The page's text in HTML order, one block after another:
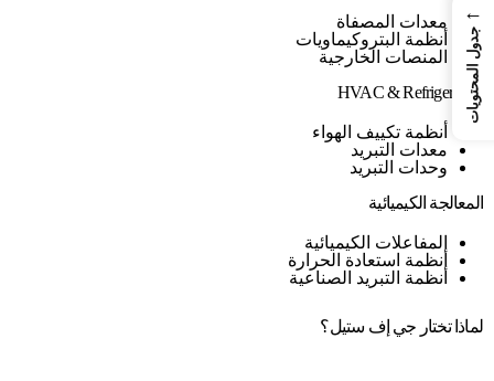
معدات المصفاة
أنظمة البتروكيماويات
المنصات الخارجية
HVAC & Refrigeration
أنظمة تكييف الهواء
معدات التبريد
وحدات التبريد
المعالجة الكيميائية
المفاعلات الكيميائية
أنظمة استعادة الحرارة
أنظمة التبريد الصناعية
لماذا تختار جي إف ستيل؟
←
جدول المحتويات